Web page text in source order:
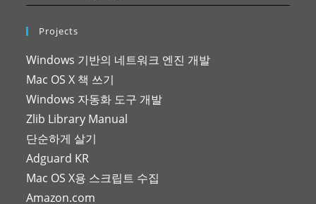
Projects
Windows 기반의 네트워크 엔진 개발
Mac OS X 책 쓰기
Windows 자동화 도구 개발
Zlib Library Manual
단순하게 살기
Adguard KR
Mac OS X용 스크립트 수집
Amazon.com